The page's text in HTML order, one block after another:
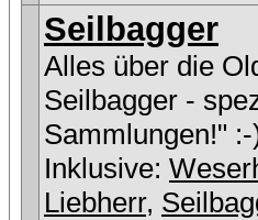
Seilbagger
Alles über die
Seilbagger -
Sammlungen!" :-
Inklusive:
Liebherr,